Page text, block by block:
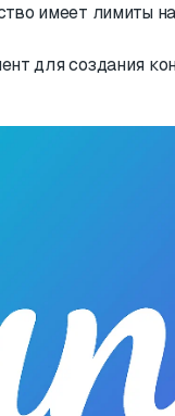
имеет лимиты
для создания